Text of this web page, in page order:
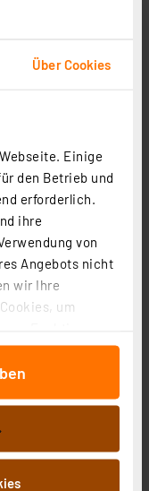
Über Cookies
Einige
den Betrieb und
erforderlich.
ihre
von
Angebots nicht
wir Ihre
um
und die Zugriffe
geben
und
diese
Daten
haben oder die
– flex,
62.30 CHF
zzgl. MwSt.
zu Versandkosten